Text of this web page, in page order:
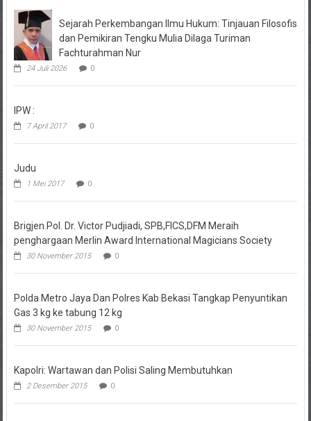
Sejarah Perkembangan Ilmu Hukum: Tinjauan Filosofis
dan Pemikiran Tengku Mulia Dilaga Turiman
Fachturahman Nur
24 Juli 2026 0
IPW :
7 April 2017 0
Judu
1 Mei 2017 0
Brigjen.Pol. Dr. Victor Pudjiadi, SPB,FICS,DFM Meraih
penghargaan Merlin Award International Magicians Society
30 November 2015 0
Polda Metro Jaya Dan Polres Kab Bekasi Tangkap Penyuntikan
Gas 3 kg ke tabung 12 kg
30 November 2015 0
Kapolri: Wartawan dan Polisi Saling Membutuhkan
2 Desember 2015 0